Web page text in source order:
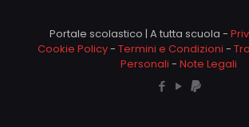
Portale scolastico | A tutta scuola -
Cookie Policy- Termini e Condizioni -
Personali - Note Legali